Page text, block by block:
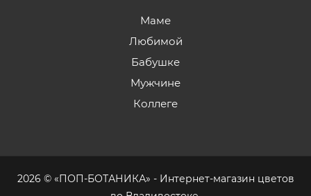
Маме
Любимой
Бабушке
Мужчине
Коллеге
2026 © «ПОП-БОТАНИКА» - Интернет-магазин цветов